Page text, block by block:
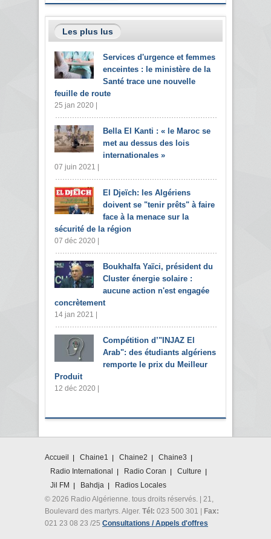
Les plus lus
Services d'urgence et femmes
enceintes : le ministère de la
Santé trace une nouvelle
feuille de route
25 jan 2020 |
Bella El Kanti : « le Maroc se
met au dessus des lois
internationales »
07 juin 2021 |
El Djeïch: les Algériens
doivent se "tenir prêts" à faire
face à la menace sur la
sécurité de la région
07 déc 2020 |
Boukhalfa Yaïci, président du
Cluster énergie solaire :
aucune action n'est engagée
concrètement
14 jan 2021 |
Compétition d’"INJAZ El
Arab": des étudiants algériens
remporte le prix du Meilleur
Produit
12 déc 2020 |
Accueil Chaine1 Chaine2
Chaine3
Radio International
Radio Coran
Culture
Jil FM
Bahdja
Radios Locales
© 2026 Radio Algérienne. tous droits réservés. | 21,
Boulevard des martyrs. Alger. Tél: 023 500 301 | Fax:
021 23 08 23 /25 Consultations / Appels d'offres